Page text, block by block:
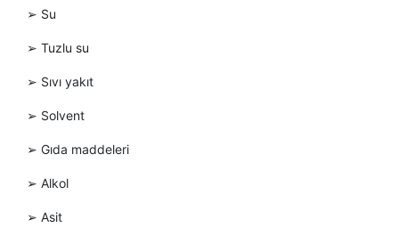
➢ Su
➢ Tuzlu su
➢ Sıvı yakıt
➢ Solvent
➢ Gıda maddeleri
➢ Alkol
➢ Asit